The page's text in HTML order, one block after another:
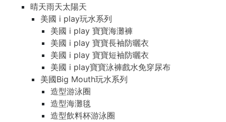
晴天雨天太陽天
美國 i play玩水系列
美國 i play 寶寶海灘褲
美國 i play 寶寶長袖防曬衣
美國 i play 寶寶短袖防曬衣
美國 i play寶寶泳褲戲水免穿尿布
美國Big Mouth玩水系列
造型游泳圈
造型海灘毯
造型飲料杯游泳圈